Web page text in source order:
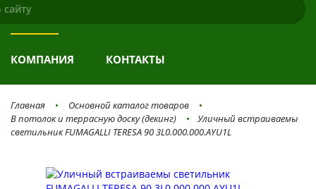
КАТАЛОГ
КОМПАНИЯ КОНТАКТЫ
Главная
Основной каталог товаров
В потолок и террасную доску (декинг)
Уличный встраиваемы
светильник FUMAGALLI TERESA 90 3L0.000.000.AYU1L